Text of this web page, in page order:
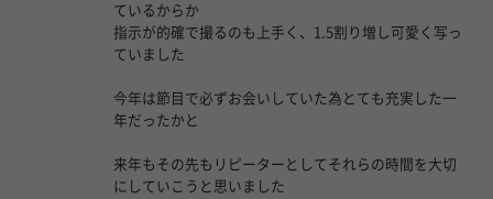
ているからか
指示が的確で撮るのも上手く、1.5割り増し可愛く写っ
ていました
今年は節目で必ずお会いしていた為とても充実した一
年だったかと
来年もその先もリピーターとしてそれらの時間を大切
にしていこうと思いました